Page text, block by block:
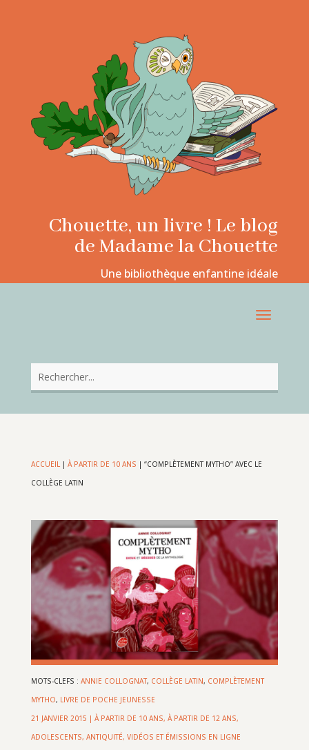
Chouette, un livre ! Le blog
de Madame la Chouette
Une bibliothèque enfantine idéale
ACCUEIL| À PARTIR DE 10 ANS | “COMPLÈTEMENT MYTHO” AVEC LE
COLLÈGE LATIN
MOTS-CLEFS : ANNIE COLLOGNAT, COLLÈGE LATIN, COMPLÈTEMENT
MYTHO, LIVRE DE POCHE JEUNESSE
21 JANVIER 2015 | À PARTIR DE 10 ANS, À PARTIR DE 12 ANS,
ADOLESCENTS, ANTIQUITÉ, VIDÉOS ET ÉMISSIONS EN LIGNE